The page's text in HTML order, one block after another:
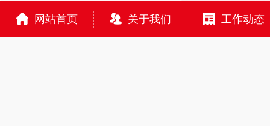
网站首页 关于我们 工作动态